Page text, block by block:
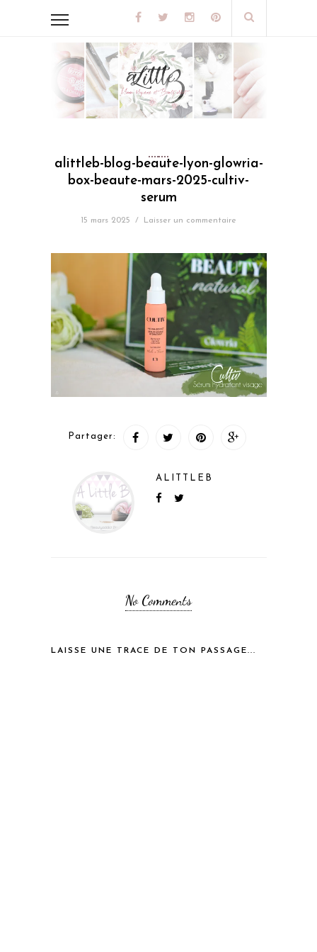
alittleb-blog-beaute-lyon-glowria-
box-beaute-mars-2025-cultiv-
serum
15 mars 2025 / Laisser un commentaire
Partager:
ALITTLEB
No Comments
LAISSE UNE TRACE DE TON PASSAGE...